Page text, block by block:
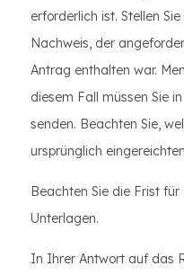
erforderlich ist. Stellen
Nachweis, der
Antrag enthalten war.
diesem Fall müssen Sie
senden. Beachten Sie,
ursprünglich
Beachten Sie die Frist
Unterlagen.
In Ihrer Antwort auf das